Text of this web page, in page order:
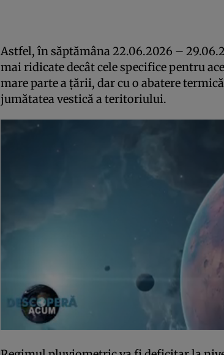
Astfel, în săptămâna 22.06.2026 –
mai ridicate decât cele specifice pentru
mare parte a țării, dar cu o abatere
jumătatea vestică a teritoriului.